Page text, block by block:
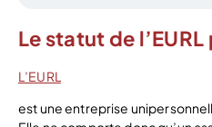
Le statut de
L’EURL
est une entreprise